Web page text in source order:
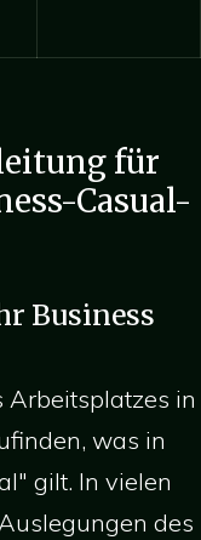
für
Casual-
Business
Arbeitsplatzes in
was in
gilt. In vielen
des